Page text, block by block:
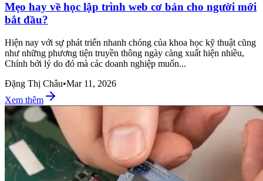
Mẹo hay về học lập trình web cơ bản cho người mới
bắt đầu?
Hiện nay với sự phát triển nhanh chóng của khoa học kỹ thuật cũng
như những phương tiện truyền thông ngày càng xuất hiện nhiều,
Chính bởi lý do đó mà các doanh nghiệp muốn...
Đặng Thị Châu•Mar 11, 2026
Xem thêm